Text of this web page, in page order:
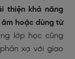
thiện khả năng
hoặc dùng từ
lớp học cũng
xạ với giao